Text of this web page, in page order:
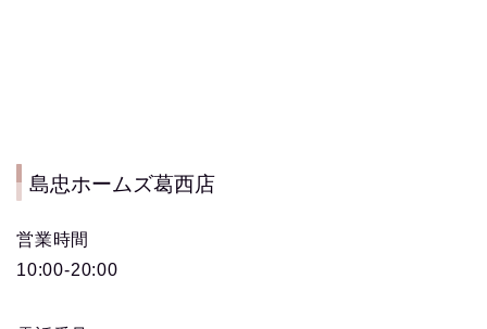
島忠ホームズ葛西店
営業時間
10:00-20:00